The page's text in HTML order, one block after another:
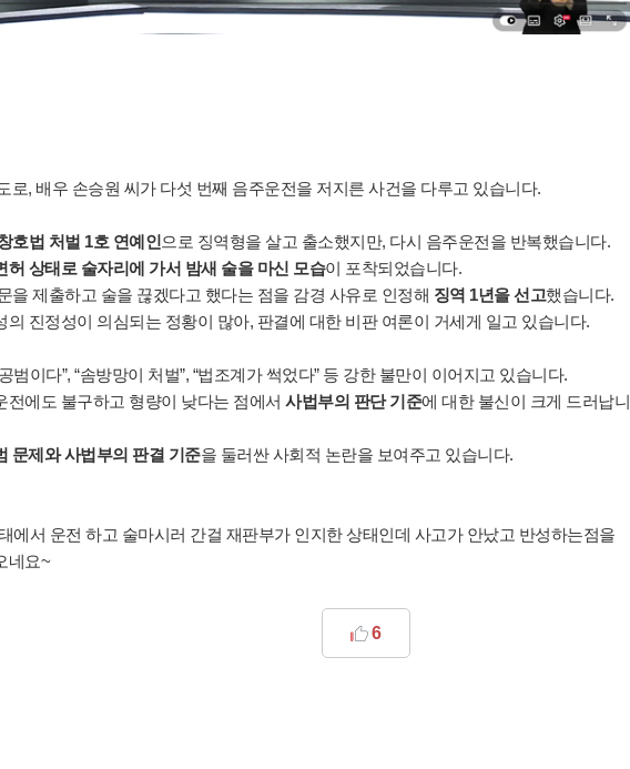
로, 배우 손승원 씨가 다섯 번째 음주운전을 저지른 사건을 다루고 있습니다.
호법 처벌 1호 연예인으로 징역형을 살고 출소했지만, 다시 음주운전을 반복했습니다.
허 상태로 술자리에 가서 밤새 술을 마신 모습이 포착되었습니다.
을 제출하고 술을 끊겠다고 했다는 점을 감경 사유로 인정해 징역 1년을 선고했습니다.
의 진정성이 의심되는 정황이 많아, 판결에 대한 비판 여론이 거세게 일고 있습니다.
범이다”, “솜방망이 처벌”, “법조계가 썩었다” 등 강한 불만이 이어지고 있습니다.
전에도 불구하고 형량이 낮다는 점에서 사법부의 판단 기준에 대한 불신이 크게 드러납니
문제와 사법부의 판결 기준을 둘러싼 사회적 논란을 보여주고 있습니다.
에서 운전 하고 술마시러 간걸 재판부가 인지한 상태인데 사고가 안났고 반성하는점을
네요~
6